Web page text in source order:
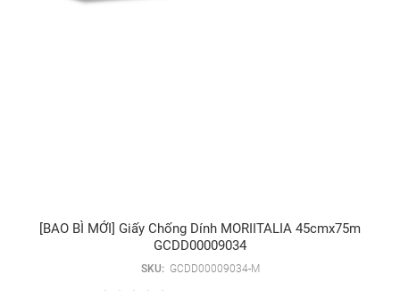
[BAO BÌ MỚI] Giấy Chống Dính MORIITALIA 45cmx75m
GCDD00009034
SKU: GCDD00009034-M